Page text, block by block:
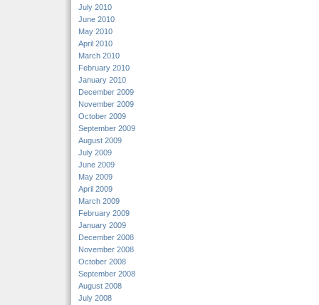
July 2010
June 2010
May 2010
April 2010
March 2010
February 2010
January 2010
December 2009
November 2009
October 2009
September 2009
August 2009
July 2009
June 2009
May 2009
April 2009
March 2009
February 2009
January 2009
December 2008
November 2008
October 2008
September 2008
August 2008
July 2008